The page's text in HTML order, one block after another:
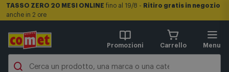
TASSO ZERO 20 MESI ONLINE fino al 19/8 - Ritiro gratis in negozio
anche in 2 ore
Promozioni Carrello Menu